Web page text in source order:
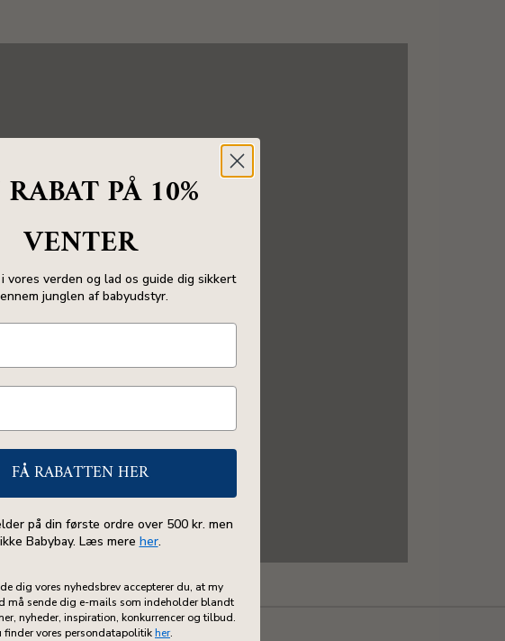
PÅ 10%
VENTER
vores verden og lad os guide dig sikkert
junglen af babyudstyr.
FÅ RABATTEN HER
på din første ordre over 500 kr. men
ikke Babybay. Læs mere her.
dig vores nyhedsbrev accepterer du, at my
må sende dig e-mails som indeholder blandt
nyheder, inspiration, konkurrencer og tilbud.
finder vores persondatapolitikher.